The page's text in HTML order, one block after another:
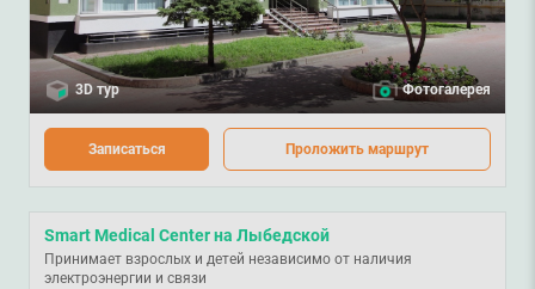
3D тур Фотогалерея
Записаться Проложить маршрут
Smart Medical Center на Лыбедской
Принимает взрослых и детей независимо от наличия
электроэнергии и связи